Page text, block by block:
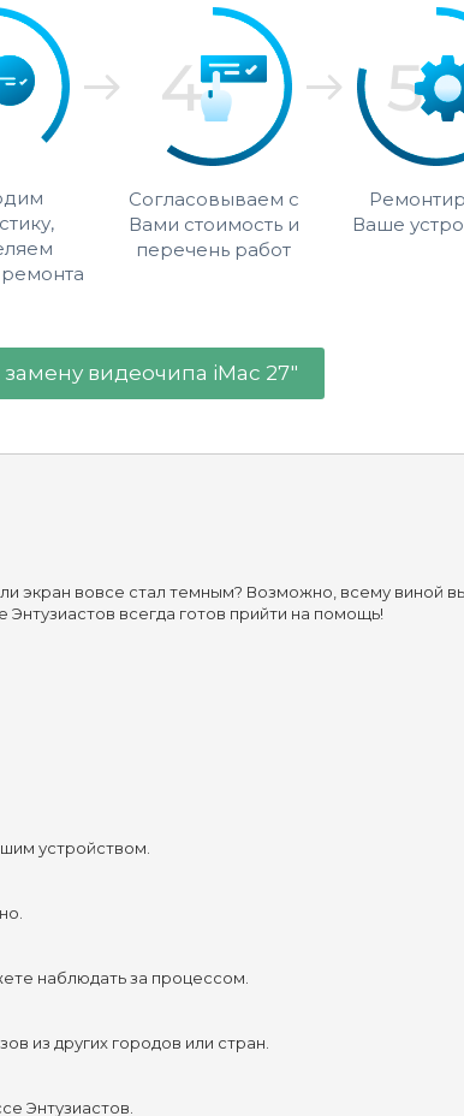
Согласовываем с
Вами стоимость и
перечень работ
Ваше
замену видеочипа iMac 27"
экран вовсе стал темным? Возможно, всему виной
всегда готов прийти на помощь!
устройством.
наблюдать за процессом.
из других городов или стран.
Энтузиастов.